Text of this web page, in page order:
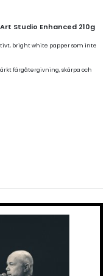
Studio Enhanced 210g
bright white papper som inte
färgåtergivning, skärpa och